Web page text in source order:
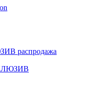
распродажа